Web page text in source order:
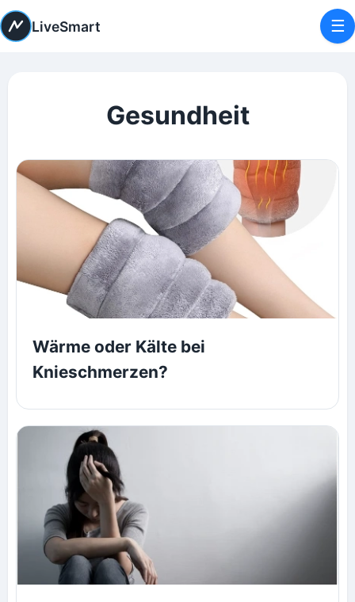
LiveSmart ☰
Gesundheit
Wärme oder Kälte bei
Knieschmerzen?